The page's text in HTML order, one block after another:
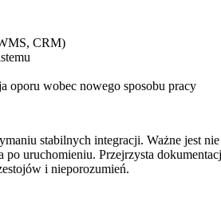
CRM)
oporu wobec nowego sposobu pracy
stabilnych integracji. Ważne jest
uruchomieniu. Przejrzysta
i nieporozumień.